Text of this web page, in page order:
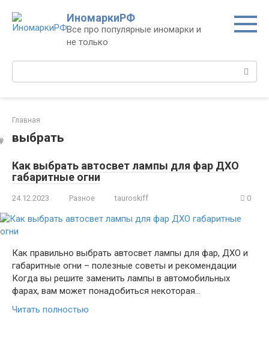
контенту
ИномаркиРФ
Все про популярные иномарки и
не только
Поиск:
Главная
выбрать
Как выбрать автосвет лампы для фар ДХО
габаритные огни
24.12.2023 Разное tauroskiff 0
Как правильно выбрать автосвет лампы для фар, ДХО и
габаритные огни – полезные советы и рекомендации
Когда вы решите заменить лампы в автомобильных
фарах, вам может понадобиться некоторая…
Читать полностью